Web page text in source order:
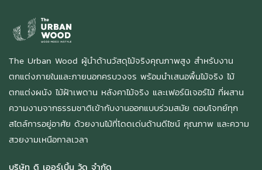
The Urban Wood ผู้นำด้านวัสดุไม้จริงคุณภาพสูง สำหรับงาน
ตกแต่งภายในและภายนอกครบวงจร พร้อมนำเสนอพื้นไม้จริง ไม้
ตกแต่งผนัง ไม้ฝ้าเพดาน หลังคาไม้จริง และเฟอร์นิเจอร์ไม้ ที่ผสาน
ความงามจากธรรมชาติเข้ากับงานออกแบบร่วมสมัย ตอบโจทย์ทุก
สไตล์การอยู่อาศัย ด้วยงานไม้ที่โดดเด่นด้านดีไซน์ คุณภาพ และความ
สวยงามเหนือกาลเวลา
บริษัท ดิ เออร์เบิ้น วู้ด จำกัด